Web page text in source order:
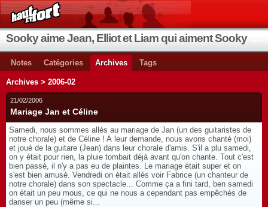
Notes Catégories Archives Tags
Archives > 2006-02
21/02/2006
Mariage Jan et Céline
Samedi, nous sommes allés au mariage de Jan (un des guitaristes de
notre chorale) et de Céline ! A leur demande, nous avons chanté (moi)
et joué de la guitare (Jean) dans leur chorale d'amis. S'il a plu samedi,
on y était pour rien, la pluie tombait déjà avant qu'on chante. Tout c'est
bien passé, il n'y a pas eu de plaintes. Le mariage était super et on
s'est bien amusé. Vendredi on était allés voir Fabrice (un chanteur de
notre chorale) dans son spectacle... Comme ça a fini tard, ben samedi
on était un peu mous, ce qui ne nous a cependant pas empêchés de
danser un peu (même si...